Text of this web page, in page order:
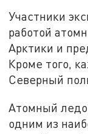
Участники
работой
Арктики и
Кроме того,
Северный
Атомный
одним из